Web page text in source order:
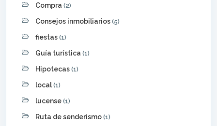
Compra (2)
Consejos inmobiliarios (5)
fiestas (1)
Guía turística (1)
Hipotecas (1)
local(1)
lucense (1)
Ruta de senderismo (1)